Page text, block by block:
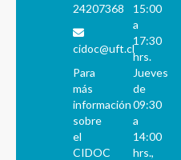
24207368
cidoc@uft.cl
Para
más
información
sobre
el
CIDOC
15:00
a
17:30
hrs.
Jueves
de
09:30
a
14:00
hrs.,